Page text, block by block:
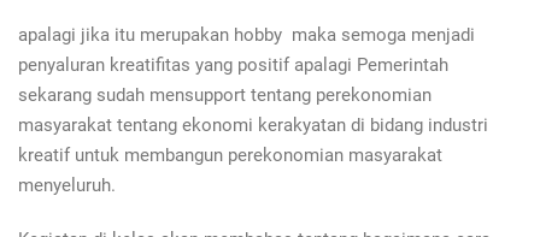
apalagi jika itu merupakan hobby maka semoga menjadi
penyaluran kreatifitas yang positif apalagi Pemerintah
sekarang sudah mensupport tentang perekonomian
masyarakat tentang ekonomi kerakyatan di bidang industri
kreatif untuk membangun perekonomian masyarakat
menyeluruh.